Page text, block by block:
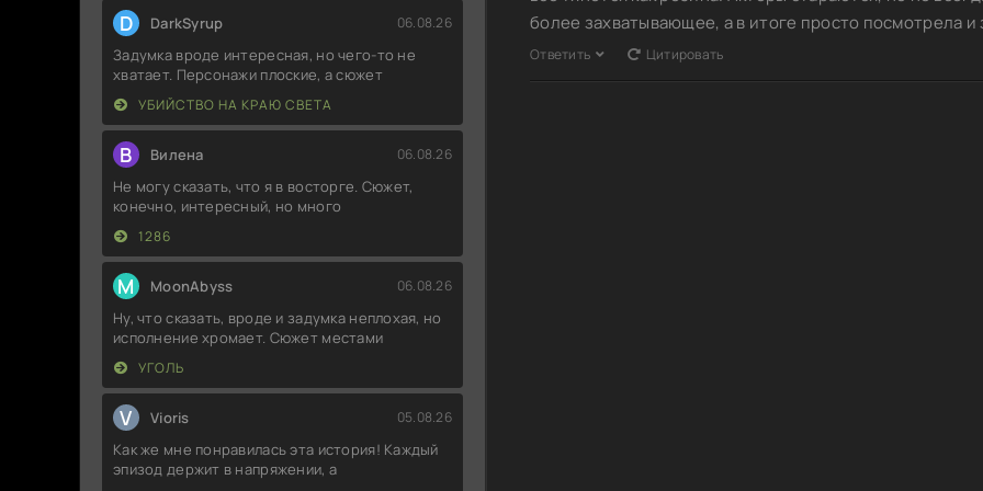
D DarkSyrup 06.08.26
Задумка вроде интересная, но чего-то не
хватает. Персонажи плоские, а сюжет
УБИЙСТВО НА КРАЮ СВЕТА
В Вилена 06.08.26
Не могу сказать, что я в восторге. Сюжет,
конечно, интересный, но много
1286
M MoonAbyss 06.08.26
Ну, что сказать, вроде и задумка неплохая, но
исполнение хромает. Сюжет местами
УГОЛЬ
V Vioris 05.08.26
Как же мне понравилась эта история! Каждый
эпизод держит в напряжении, а
более захватывающее, а в итоге просто посмотрела и
Ответить Цитировать